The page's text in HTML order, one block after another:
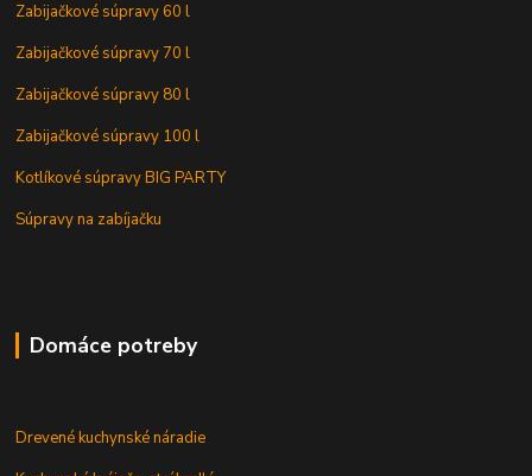
Zabijačkové súpravy 60 l
Zabijačkové súpravy 70 l
Zabijačkové súpravy 80 l
Zabijačkové súpravy 100 l
Kotlíkové súpravy BIG PARTY
Súpravy na zabíjačku
Domáce potreby
Drevené kuchynské náradie